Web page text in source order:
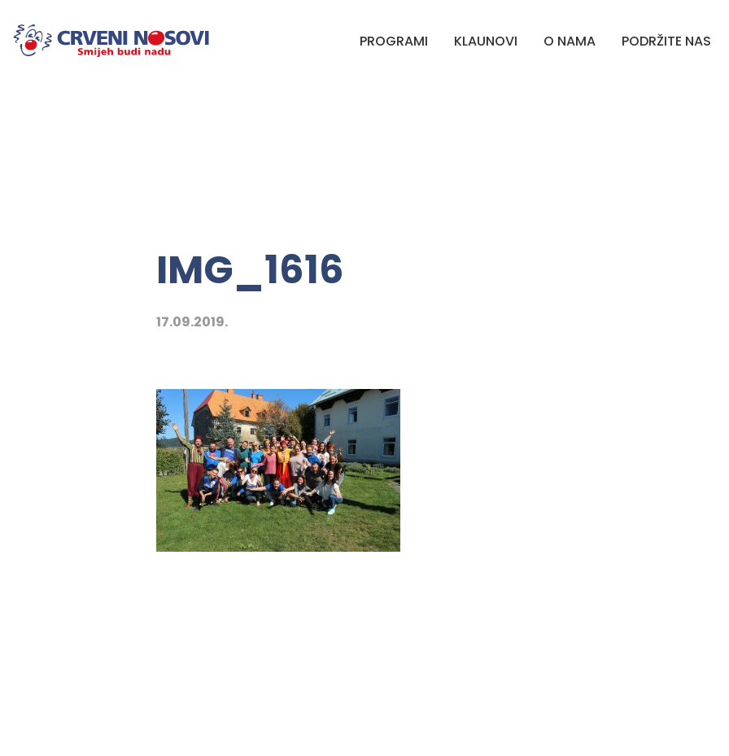
PROGRAMI KLAUNOVI O NAMA PODRŽITE NAS
IMG_1616
17.09.2019.